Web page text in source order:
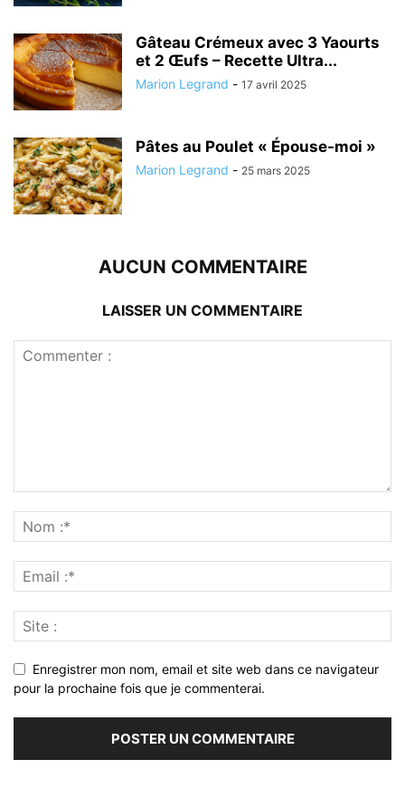
Gâteau Crémeux avec 3 Yaourts
et 2 Œufs – Recette Ultra...
Marion Legrand - 17 avril 2025
Pâtes au Poulet « Épouse-moi »
Marion Legrand - 25 mars 2025
AUCUN COMMENTAIRE
LAISSER UN COMMENTAIRE
Enregistrer mon nom, email et site web dans ce navigateur
pour la prochaine fois que je commenterai.